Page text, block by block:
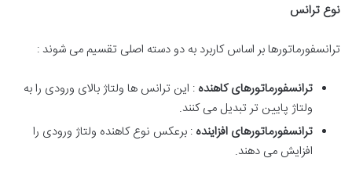
نوع ترانس
ترانسفورماتورها بر اساس کاربرد به دو دسته اصلی تقسیم می شوند :
ترانسفورماتورهای کاهنده : این ترانس ها ولتاژ بالای ورودی را به
ولتاژ پایین تر تبدیل می کنند.
ترانسفورماتورهای افزاینده : برعکس نوع کاهنده ولتاژ ورودی را
افزایش می دهند.